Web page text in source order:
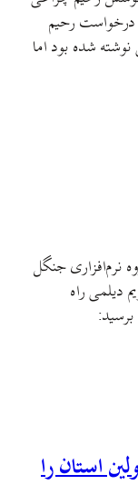
درخواست رحیم
شده بود اما
دوم مقاله
نرم‌افزاری جنگل
دیلمی راه
بدونین. توی
استان را